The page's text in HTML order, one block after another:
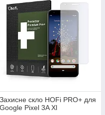
Захисне скло HOFi PRO+ для
Google Pixel 3A Xl